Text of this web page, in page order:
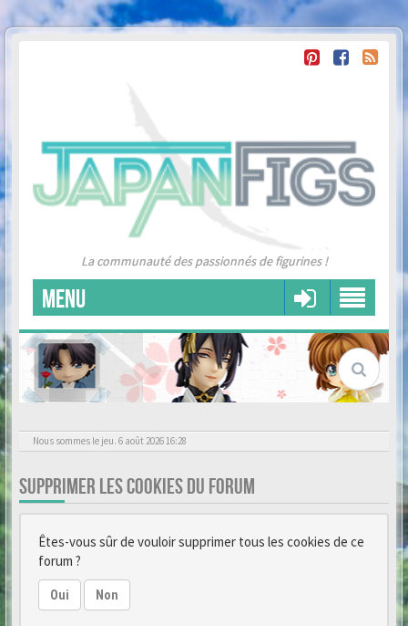
La communauté des passionnés de figurines !
MENU
Nous sommes le jeu. 6 août 2026 16:28
SUPPRIMER LES COOKIES DU FORUM
Êtes-vous sûr de vouloir supprimer tous les cookies de ce
forum ?
Oui Non